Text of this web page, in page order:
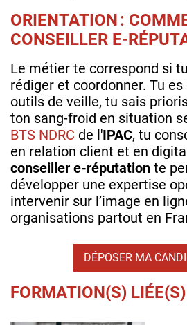
ORIENTATION :
CONSEILLER
Le métier te correspond si
rédiger et coordonner. Tu es
outils de veille, tu sais
ton sang‑froid en situation
BTS NDRC de l'IPAC, tu
en relation client et en
conseiller e-réputation te
développer une expertise
intervenir sur l’image en
organisations partout en
DÉPOSER MA
FORMATION(S) LIÉE(S)